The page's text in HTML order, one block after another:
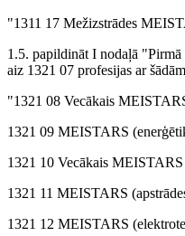
"1311 17 Mežizstrādes
1.5. papildināt I nodaļā
aiz 1321 07 profesijas ar
"1321 08 Vecākais
1321 09 MEISTARS
1321 10 Vecākais
1321 11 MEISTARS
1321 12 MEISTARS